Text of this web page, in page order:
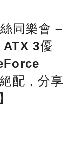
同樂會 –
3優
配，分享